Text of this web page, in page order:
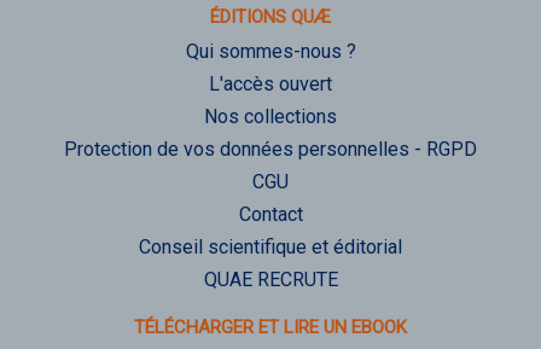
ÉDITIONS QUÆ
Qui sommes-nous ?
L'accès ouvert
Nos collections
Protection de vos données personnelles - RGPD
CGU
Contact
Conseil scientifique et éditorial
QUAE RECRUTE
TÉLÉCHARGER ET LIRE UN EBOOK